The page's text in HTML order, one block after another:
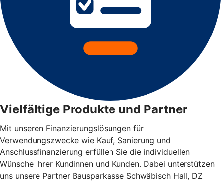
Vielfältige Produkte und Partner
Mit unseren Finanzierungslösungen für
Verwendungszwecke wie Kauf, Sanierung und
Anschlussfinanzierung erfüllen Sie die individuellen
Wünsche Ihrer Kundinnen und Kunden. Dabei unterstützen
uns unsere Partner Bausparkasse Schwäbisch Hall, DZ